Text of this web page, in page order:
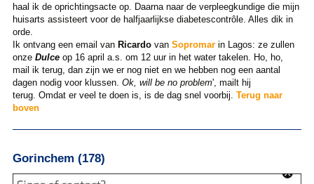
haal ik de oprichtingsacte op. Daarna naar de verpleegkundige die mijn
huisarts assisteert voor de halfjaarlijkse diabetescontrôle. Alles dik in
orde.
Ik ontvang een email van Ricardovan Sopromarin Lagos: ze zullen
onzeDulceop 16 april a.s. om 12 uur in het water takelen. Ho, ho,
mail ik terug, dan zijn we er nog niet en we hebben nog een aantal
dagen nodig voor klussen. Ok, will be no problem', mailt hij
terug. Omdat er veel te doen is, is de dag snel voorbij. Terug naar
boven
Gorinchem (178)